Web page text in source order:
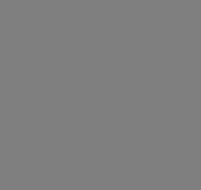
de cookies